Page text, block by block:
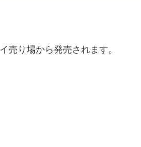
売り場から発売されます。